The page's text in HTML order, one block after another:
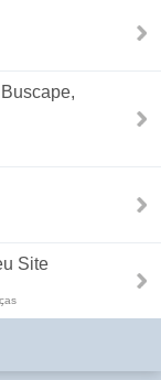
Site